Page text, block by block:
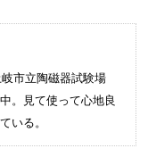
市立陶磁器試験場
。見て使って心地良
いる。